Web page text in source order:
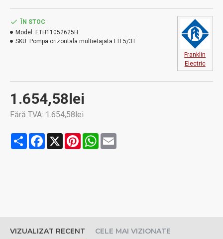
1.654,58lei
Fără TVA: 1.654,58lei
ÎN STOC
Model: ETH11052625H
SKU: Pompa orizontala multietajata EH 5/3T
Franklin
Electric
Share Facebook
X PinterestWhatsApp
VIZUALIZAT RECENT CELE MAI VIZIONATE